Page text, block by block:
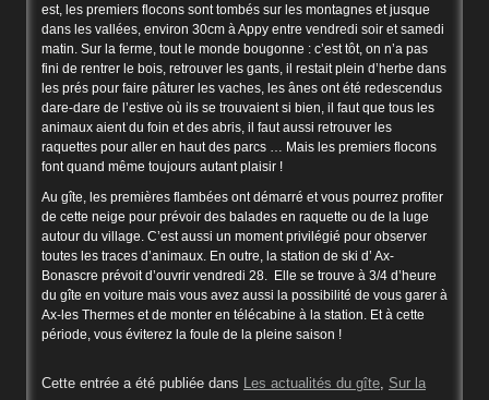
est, les premiers flocons sont tombés sur les montagnes et jusque
dans les vallées, environ 30cm à Appy entre vendredi soir et samedi
matin. Sur la ferme, tout le monde bougonne : c’est tôt, on n’a pas
fini de rentrer le bois, retrouver les gants, il restait plein d’herbe dans
les prés pour faire pâturer les vaches, les ânes ont été redescendus
dare-dare de l’estive où ils se trouvaient si bien, il faut que tous les
animaux aient du foin et des abris, il faut aussi retrouver les
raquettes pour aller en haut des parcs … Mais les premiers flocons
font quand même toujours autant plaisir !
Au gîte, les premières flambées ont démarré et vous pourrez profiter
de cette neige pour prévoir des balades en raquette ou de la luge
autour du village. C’est aussi un moment privilégié pour observer
toutes les traces d’animaux. En outre, la station de ski d’ Ax-
Bonascre prévoit d’ouvrir vendredi 28. Elle se trouve à 3/4 d’heure
du gîte en voiture mais vous avez aussi la possibilité de vous garer à
Ax-les Thermes et de monter en télécabine à la station. Et à cette
période, vous éviterez la foule de la pleine saison !
Cette entrée a été publiée dans Les actualités du gîte, Sur la